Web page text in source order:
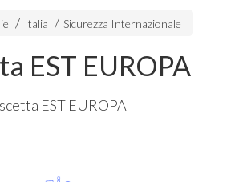
Italia Sicurezza Internazionale
EST EUROPA
EST EUROPA